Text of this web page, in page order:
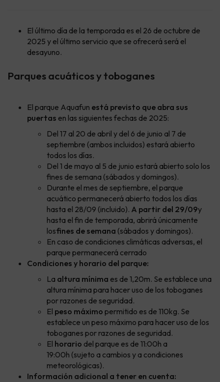
El último día de la temporada es el 26 de octubre de
2025 y el último servicio que se ofrecerá será el
desayuno.
Parques acuáticos y toboganes
El parque Aquafun está previsto que abra sus
puertas en las siguientes fechas de 2025:
Del 17 al 20 de abril y del 6 de junio al 7 de
septiembre (ambos incluidos) estará abierto
todos los días.
Del 1 de mayo al 5 de junio estará abierto solo los
fines de semana (sábados y domingos).
Durante el mes de septiembre, el parque
acuático permanecerá abierto todos los días
hasta el 28/09 (incluido). A partir del 29/09y
hasta el fin de temporada, abrirá únicamente
losfines de semana (sábados y domingos).
En caso de condiciones climáticas adversas, el
parque permanecerá cerrado
Condiciones y horario del parque:
La altura mínima es de 1,20m. Se establece una
altura mínima para hacer uso de los toboganes
por razones de seguridad.
El peso máximo permitido es de 110kg. Se
establece un peso máximo para hacer uso de los
toboganes por razones de seguridad.
El horario del parque es de 11:00h a
19:00h (sujeto a cambios y a condiciones
meteorológicas).
Información adicional a tener en cuenta: